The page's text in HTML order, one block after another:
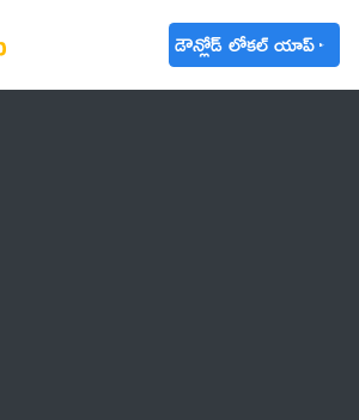
డౌన్లోడ్ లోకల్ యాప్